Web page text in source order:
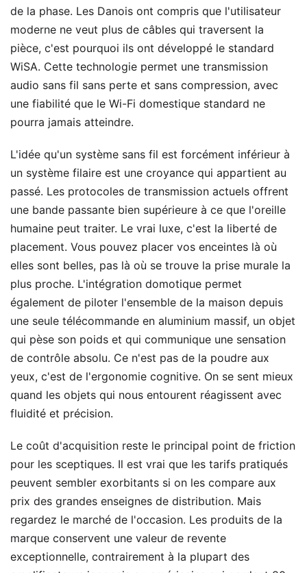
de la phase. Les Danois ont compris que l'utilisateur
moderne ne veut plus de câbles qui traversent la
pièce, c'est pourquoi ils ont développé le standard
WiSA. Cette technologie permet une transmission
audio sans fil sans perte et sans compression, avec
une fiabilité que le Wi-Fi domestique standard ne
pourra jamais atteindre.
L'idée qu'un système sans fil est forcément inférieur à
un système filaire est une croyance qui appartient au
passé. Les protocoles de transmission actuels offrent
une bande passante bien supérieure à ce que l'oreille
humaine peut traiter. Le vrai luxe, c'est la liberté de
placement. Vous pouvez placer vos enceintes là où
elles sont belles, pas là où se trouve la prise murale la
plus proche. L'intégration domotique permet
également de piloter l'ensemble de la maison depuis
une seule télécommande en aluminium massif, un objet
qui pèse son poids et qui communique une sensation
de contrôle absolu. Ce n'est pas de la poudre aux
yeux, c'est de l'ergonomie cognitive. On se sent mieux
quand les objets qui nous entourent réagissent avec
fluidité et précision.
Le coût d'acquisition reste le principal point de friction
pour les sceptiques. Il est vrai que les tarifs pratiqués
peuvent sembler exorbitants si on les compare aux
prix des grandes enseignes de distribution. Mais
regardez le marché de l'occasion. Les produits de la
marque conservent une valeur de revente
exceptionnelle, contrairement à la plupart des